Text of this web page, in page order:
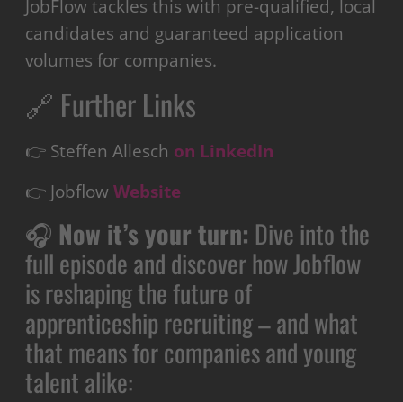
JobFlow tackles this with pre-qualified, local
candidates and guaranteed application
volumes for companies.
🔗 Further Links
👉 Steffen Allesch on LinkedIn
👉 JobflowWebsite
🎧 Now it’s your turn: Dive into the
full episode and discover how Jobflow
is reshaping the future of
apprenticeship recruiting – and what
that means for companies and young
talent alike: